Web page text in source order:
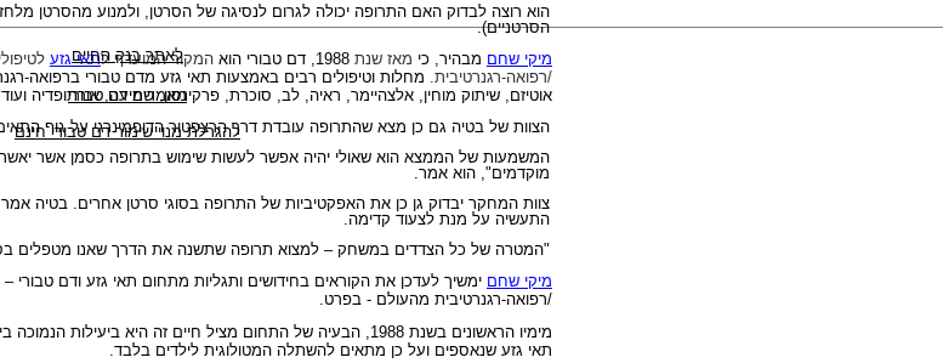
הוא רוצה לבדוק האם התרופה יכולה לגרום לנסיגה של הסרטן, ולמנוע מהסרטן
הסרטניים).
מיקי שחם מבהיר , כי מאז שנת 1988, דם טבורי הוא המקור המועדף לתאי גזע
/רפואה-רגנרטיבית. מחלות וטיפולים רבים באמצעות תאי גזע מדם טבורי ברפואה-
אוטיזם, שיתוק מוחין, אלצהיימר, ראיה, לב, סוכרת, פרקינסון, שמיעה, אורתופדיה
הצוות של בטיה גם כן מצא שהתרופה עובדת דרך הרצפטור הדופמינרגי על גוף
המשמעות של הממצא הוא שאולי יהיה אפשר לעשות שימוש בתרופה כסמן אשר יאשר
מוקדמים", הוא אמר.
צוות המחקר יבדוק גן כן את האפקטיביות של התרופה בסוגי סרטן אחרים. בטיה
התעשיה על מנת לצעוד קדימה.
"המטרה של כל הצדדים במשחק – למצוא תרופה שתשנה את הדרך שאנו מטפלים
מיקי שחם ימשיך לעדכן את הקוראים בחידושים ותגליות מתחום תאי גזע ודם טבורי –
/רפואה-רגנרטיבית מהעולם - בפרט.
מימיו הראשונים בשנת 1988, הבעיה של התחום מציל חיים זה היא ביעילות הנמוכה ביותר של איסוף
תאי גזע שנאספים ועל כן מתאים להשתלה המטולוגית לילדים בלבד.
לאתר בנק החיים
מאמרים דם טבורי
להגרלת מנוי שימור דם טבורי חינם